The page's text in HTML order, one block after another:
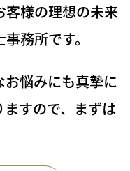
客様の理想の未来
務所です。
悩みにも真摯に
すので、まずは